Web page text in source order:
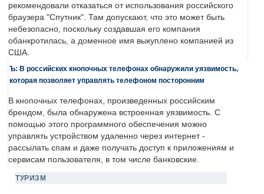
рекомендовали отказаться от использования российского
браузера "Спутник". Там допускают, что это может быть
небезопасно, поскольку создавшая его компания
обанкротилась, а доменное имя выкуплено компанией из
США.
Ъ: В российских кнопочных телефонах обнаружили уязвимость,
которая позволяет управлять телефоном посторонним
В кнопочных телефонах, произведенных российским
брендом, была обнаружена встроенная уязвимость. С
помощью этого программного обеспечения можно
управлять устройством удаленно через интернет -
рассылать спам и даже получать доступ к приложениям и
сервисам пользователя, в том числе банковские.
ТУРИЗМ